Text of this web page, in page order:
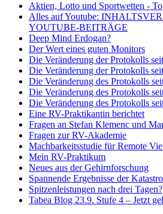
Aktien, Lotto und Sportwetten -
Alles auf Youtube:
YOUTUBE-BEITRÄGE
Deep Mind Erdogan?
Der Wert eines guten Monitors
Die Veränderung der Protokolls
Die Veränderung der Protokolls
Die Veränderung des Protokolls
Die Veränderung des Protokolls
Die Veränderung des Protokolls
Eine RV-Praktikantin berichtet
Fragen an Stefan Klemenc und
Fragen zur RV-Akademie
Machbarkeitsstudie für Remote
Mein RV-Praktikum
Neues aus der Gehirnforschung
Spannende Ergebnisse der
Spitzenleistungen nach drei Tagen?
Tabea Blog 23.9. Stufe 4 – Jetzt